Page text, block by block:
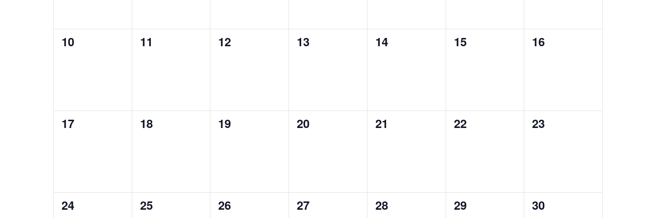
0
10
0
11
0
12
0
13
0
14
0
15
0
16
0
17
0
18
0
19
0
20
0
21
0
22
0
23
0
24
0
25
0
26
0
27
0
28
0
29
0
30